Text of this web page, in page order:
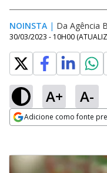
NOINSTA | Da Agência
30/03/2023 - 10H00
A+ A-
Adicione como fonte